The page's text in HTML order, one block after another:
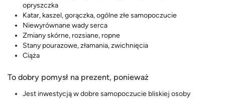
opryszczka
Katar, kaszel, gorączka, ogólne złe samopoczucie
Niewyrównane wady serca
Zmiany skórne, rozsiane, ropne
Stany pourazowe, złamania, zwichnięcia
Ciąża
To dobry pomysł na prezent, ponieważ
Jest inwestycją w dobre samopoczucie bliskiej osoby